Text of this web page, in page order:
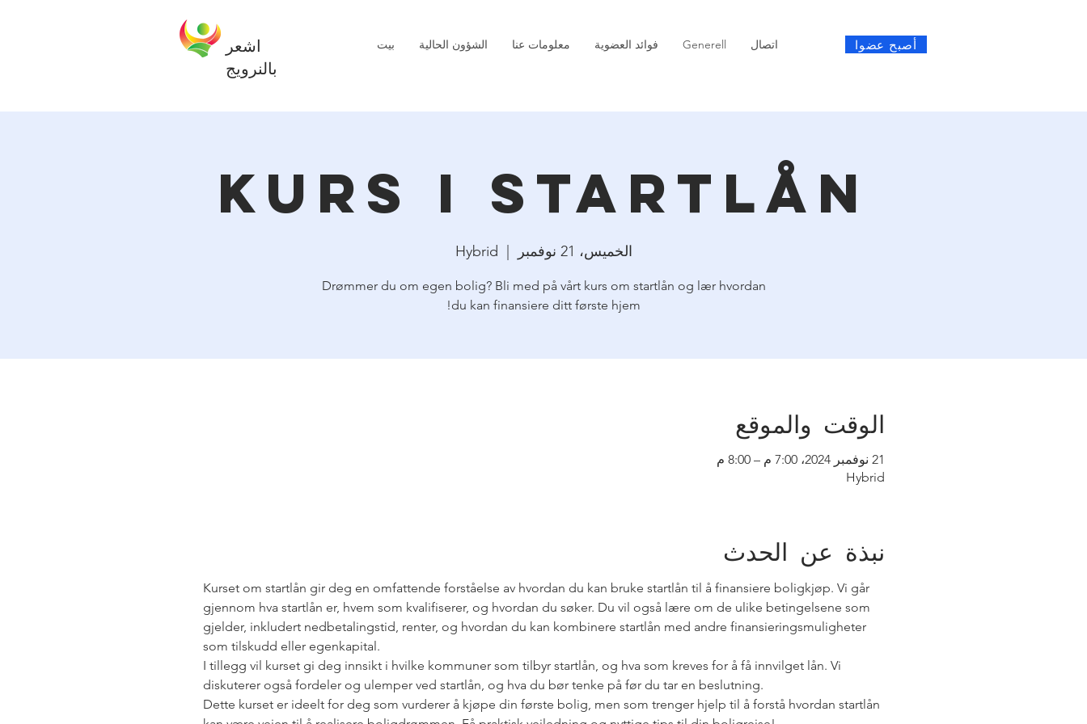
اشعر
بالنرويج
بيت الشؤون الحالية معلومات عنا فوائد العضوية Generell اتصال أصبح عضوا
Kurs i startlån
الخميس، 21 نوفمبر Hybrid
Drømmer du om egen bolig? Bli med på vårt kurs om startlån og lær hvordan
du kan finansiere ditt første hjem!
الوقت والموقع
21 نوفمبر 2024، 7:00 م – 8:00 م
Hybrid
نبذة عن الحدث
Kurset om startlån gir deg en omfattende forståelse av hvordan du kan bruke startlån til å finansiere boligkjøp. Vi går
gjennom hva startlån er, hvem som kvalifiserer, og hvordan du søker. Du vil også lære om de ulike betingelsene som
gjelder, inkludert nedbetalingstid, renter, og hvordan du kan kombinere startlån med andre finansieringsmuligheter
som tilskudd eller egenkapital.
I tillegg vil kurset gi deg innsikt i hvilke kommuner som tilbyr startlån, og hva som kreves for å få innvilget lån. Vi
diskuterer også fordeler og ulemper ved startlån, og hva du bør tenke på før du tar en beslutning.
Dette kurset er ideelt for deg som vurderer å kjøpe din første bolig, men som trenger hjelp til å forstå hvordan startlån